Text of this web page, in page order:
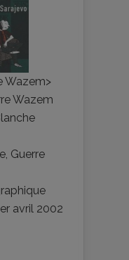
Wazem>
Wazem
Guerre
avril 2002